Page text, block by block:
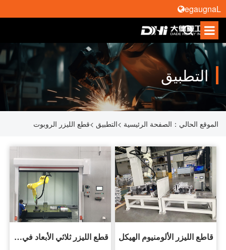
التطبيق
الموقع الحالي： الصفحة الرئيسية >التطبيق >قطع الليزر الروبوت
قاطع الليزر الألومنيوم الهيكل قطع الليزر ثلاثي الأبعاد في تصنيع مركبات الطاقة الجديدة
Language